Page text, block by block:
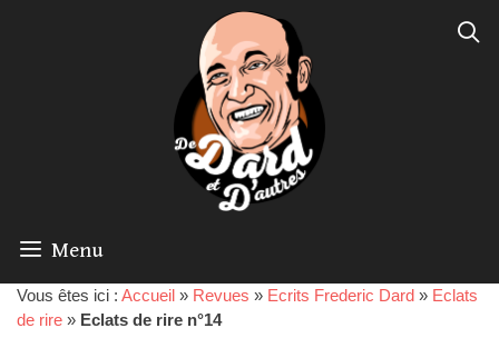
Menu
Vous êtes ici : Accueil » Revues » Ecrits Frederic Dard » Eclats
de rire » Eclats de rire n°14